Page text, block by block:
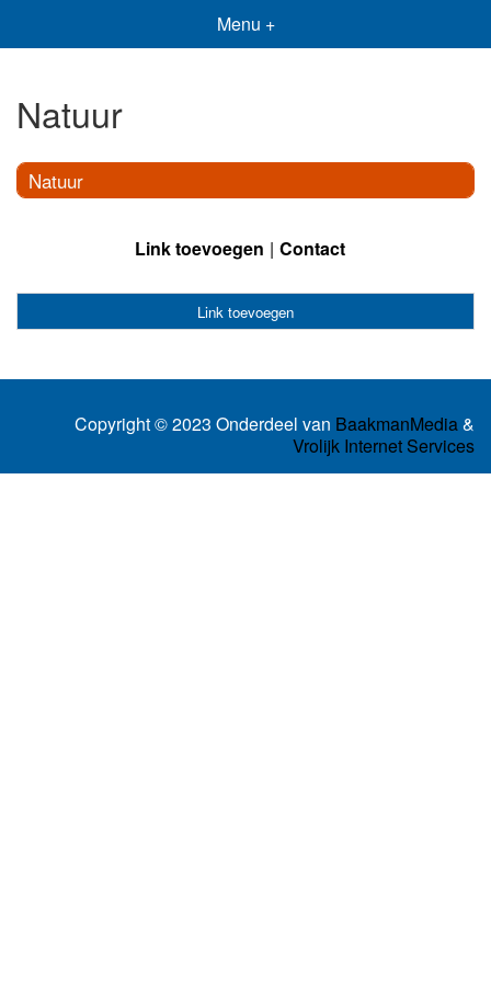
Menu +
Natuur
Natuur
Link toevoegen Contact
Link toevoegen
Copyright © 2023 Onderdeel van BaakmanMedia&
Vrolijk Internet Services